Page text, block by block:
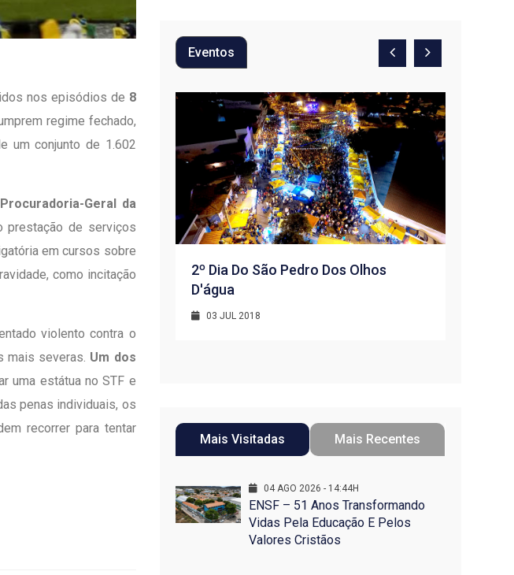
nos episódios de 8
regime fechado,
um conjunto de 1.602
Procuradoria-Geral da
prestação de serviços
em cursos sobre
como incitação
violento contra o
mais severas. Um dos
uma estátua no STF e
penas individuais, os
recorrer para tentar
Eventos
2º Dia Do São Pedro Dos Olhos
D'água
03 JUL 2018
Mais Visitadas Mais Recentes
04 AGO 2026 - 14:44H
ENSF – 51 Anos Transformando
Vidas Pela Educação E Pelos
Valores Cristãos